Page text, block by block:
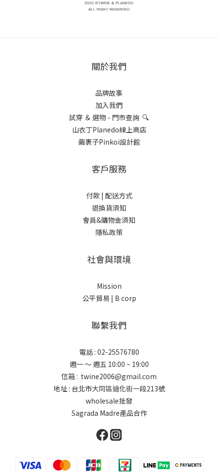
關於我們
品牌故事
加入我們
試穿 ＆ 選物 - 門市查詢 🔍
山衣丁Planedo線上商店
繭裹子Pinkoi設計館
客戶服務
付款 | 配送方式
退換貨須知
會員&購物金須知
隱私政策
社會與環境
Mission
公平貿易 | B corp
聯繫我們
電話 : 02-25576780
週一 ～ 週五 10:00 ~ 19:00
信箱 : twine2006@gmail.com
地址 : 台北市大同區迪化街一段213號
wholesale批發
Sagrada Madre產品合作